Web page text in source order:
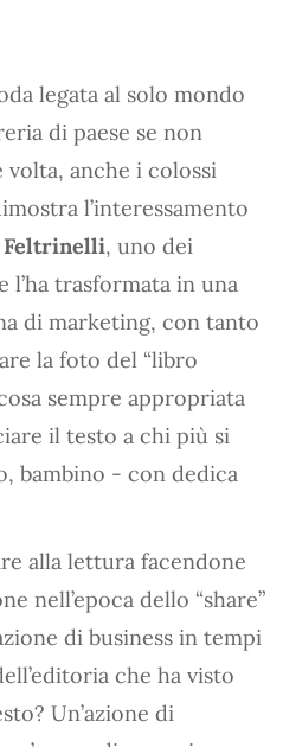
legata al solo mondo
di paese se non
volta, anche i colossi
l’interessamento
Feltrinelli, uno dei
l’ha trasformata in una
di marketing, con tanto
la foto del “libro
sempre appropriata
il testo a chi più si
bambino - con dedica
alla lettura facendone
nell’epoca dello “share”
di business in tempi
che ha visto
Un’azione di